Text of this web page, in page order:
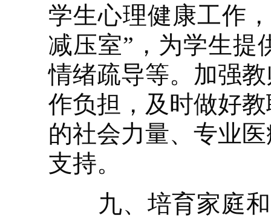
学生心理健康工作
减压室”，为学生提
情绪疏导等。加强
作负担，及时做好
的社会力量、专业
支持。
九、培育家庭和